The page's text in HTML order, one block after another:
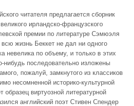
читателя предлагается сборник
ирландско-французского
премии по литературе Сэмюэля
всю жизнь Беккет не дал ни одного
невелика по объему, и только в этих
нибудь последовательно изложены
пожалуй, замкнутого из классиков
несомненной историко-культурной
образец виртуозной литературной
английский поэт Стивен Спендер